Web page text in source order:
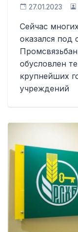
27.01.2023
Сейчас
оказался под
обусловлен
крупнейших
учреждений